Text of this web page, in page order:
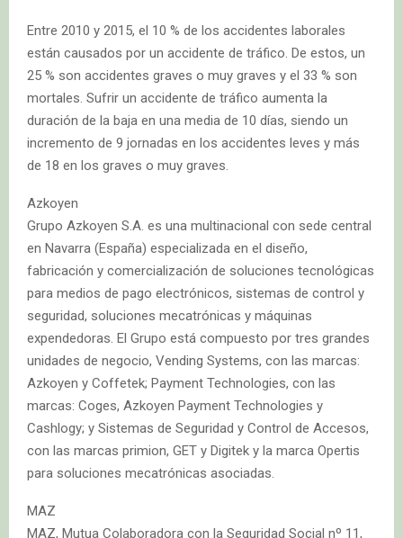
Entre 2010 y 2015, el 10 % de los accidentes laborales
están causados por un accidente de tráfico. De estos, un
25 % son accidentes graves o muy graves y el 33 % son
mortales. Sufrir un accidente de tráfico aumenta la
duración de la baja en una media de 10 días, siendo un
incremento de 9 jornadas en los accidentes leves y más
de 18 en los graves o muy graves.
Azkoyen
Grupo Azkoyen S.A. es una multinacional con sede central
en Navarra (España) especializada en el diseño,
fabricación y comercialización de soluciones tecnológicas
para medios de pago electrónicos, sistemas de control y
seguridad, soluciones mecatrónicas y máquinas
expendedoras. El Grupo está compuesto por tres grandes
unidades de negocio, Vending Systems, con las marcas:
Azkoyen y Coffetek; Payment Technologies, con las
marcas: Coges, Azkoyen Payment Technologies y
Cashlogy; y Sistemas de Seguridad y Control de Accesos,
con las marcas primion, GET y Digitek y la marca Opertis
para soluciones mecatrónicas asociadas.
MAZ
MAZ, Mutua Colaboradora con la Seguridad Social nº 11,